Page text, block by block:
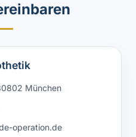
München
operation.de